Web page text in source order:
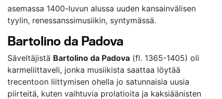
asemassa 1400-luvun alussa uuden kansainvälisen
tyylin, renessanssimusiikin, syntymässä.
Bartolino da Padova
Säveltäjistä Bartolino da Padova (fl. 1365-1405) oli
karmeliittaveli, jonka musiikista saattaa löytää
trecentoon liittymisen ohella jo satunnaisia uusia
piirteitä, kuten vaihtuvia prolatioita ja kaksiäänisten